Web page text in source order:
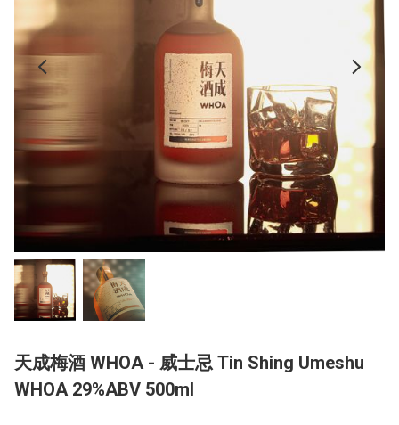
天成梅酒 WHOA - 威士忌 Tin Shing Umeshu
WHOA 29%ABV 500ml